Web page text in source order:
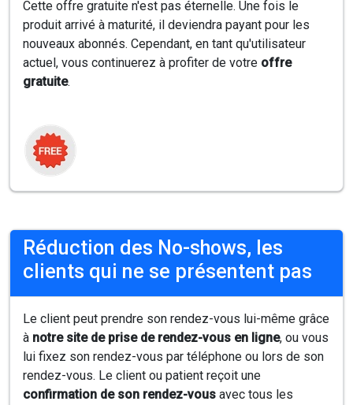
Cette offre gratuite n'est pas éternelle. Une fois le
produit arrivé à maturité, il deviendra payant pour les
nouveaux abonnés. Cependant, en tant qu'utilisateur
actuel, vous continuerez à profiter de votre offre
gratuite.
Réduction des No-shows, les
clients qui ne se présentent pas
Le client peut prendre son rendez-vous lui-même grâce
à notre site de prise de rendez-vous en ligne, ou vous
lui fixez son rendez-vous par téléphone ou lors de son
rendez-vous. Le client ou patient reçoit une
confirmation de son rendez-vous avec tous les